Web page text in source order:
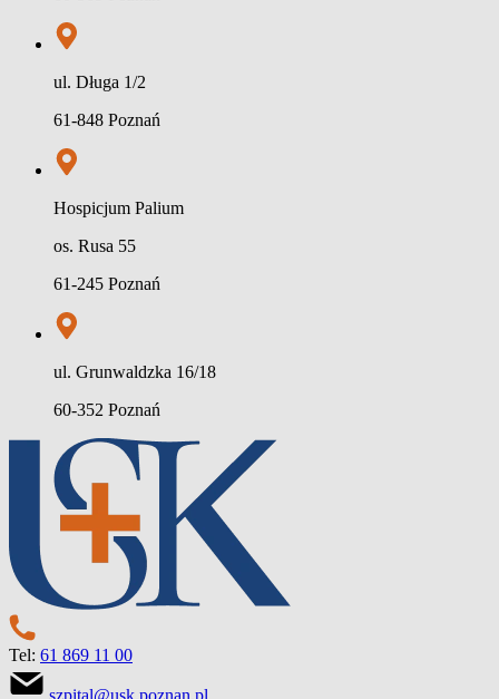
ul. Długa 1/2
61-848 Poznań
Hospicjum Palium
os. Rusa 55
61-245 Poznań
ul. Grunwaldzka 16/18
60-352 Poznań
Tel: 61 869 11 00
szpital@usk.poznan.pl